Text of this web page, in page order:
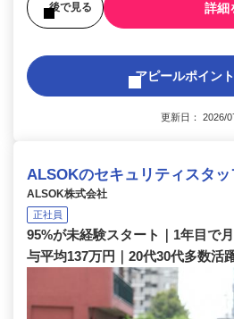
後で見る 詳細
アピールポイン
更新日： 2026/
ALSOKのセキュリティスタッ
ALSOK株式会社
正社員
95%が未経験スタート｜1年目で
与平均137万円｜20代30代多数活